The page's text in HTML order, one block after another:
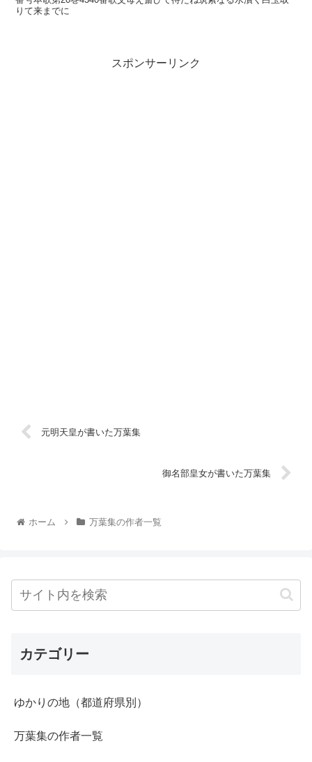
りて来までに
スポンサーリンク
元明天皇が書いた万葉集
御名部皇女が書いた万葉集
ホーム 万葉集の作者一覧
カテゴリー
ゆかりの地（都道府県別）
万葉集の作者一覧